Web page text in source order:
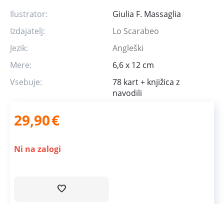
Ilustrator:
Giulia F. Massaglia
Izdajatelj:
Lo Scarabeo
Jezik:
Angleški
Mere:
6,6 x 12 cm
Vsebuje:
78 kart + knjižica z
navodili
29,90€
Ni na zalogi